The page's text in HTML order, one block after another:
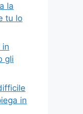
la
tu lo
in
gli
in